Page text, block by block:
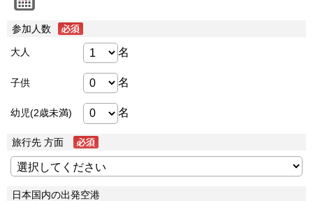
参加人数
大人 名
子供 名
幼児(2歳未満) 名
旅行先 方面
日本国内の出発空港